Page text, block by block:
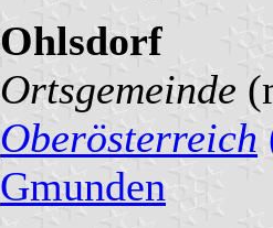
Ohlsdorf
Ortsgemeinde
Oberösterreich
Gmunden